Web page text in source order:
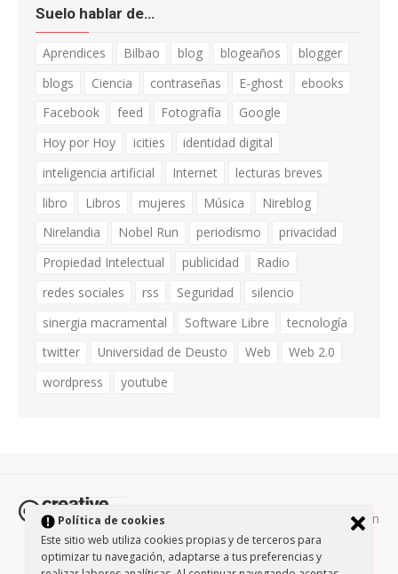
Política de cookies
Este sitio web utiliza cookies propias y de terceros para
optimizar tu navegación, adaptarse a tus preferencias y
Suelo hablar de…
Aprendices Bilbao blog blogeaños
blogger
blogs
Ciencia contraseñas E-ghost
ebooks
Facebook
feed Fotografía
Google
Hoy por Hoy
icities
identidad digital
inteligencia artificial
Internet
lecturas breves
libro
Libros mujeres Música
Nireblog
Nirelandia
Nobel Run periodismo
privacidad
Propiedad Intelectual
publicidad
Radio
redes sociales
rss Seguridad
silencio
sinergia macramental
Software Libre
tecnología
twitter
Universidad de Deusto Web
Web 2.0
wordpress
youtube
Todos los contenidos de esta página están
protegidos por la licencia Creative Commons Attribution-
NonCommercial-ShareAlike 3.0. / Política de privacidad